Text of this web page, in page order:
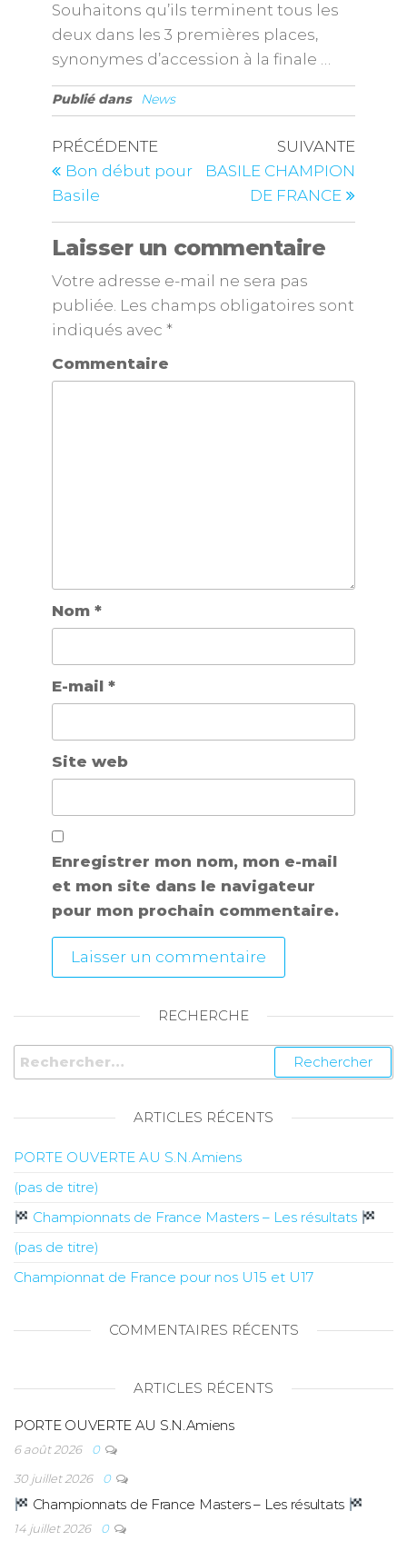
Souhaitons qu’ils terminent tous les
deux dans les 3 premières places,
synonymes d’accession à la finale …
Publié dans News
PRÉCÉDENTE
Bon début pour
Basile
SUIVANTE
BASILE CHAMPION
DE FRANCE
Laisser un commentaire
Votre adresse e-mail ne sera pas
publiée. Les champs obligatoires sont
indiqués avec *
Commentaire
Nom *
E-mail *
Site web
Enregistrer mon nom, mon e-mail
et mon site dans le navigateur
pour mon prochain commentaire.
RECHERCHE
ARTICLES RÉCENTS
PORTE OUVERTE AU S.N.Amiens
(pas de titre)
Championnats de France Masters – Les résultats
(pas de titre)
Championnat de France pour nos U15 et U17
COMMENTAIRES RÉCENTS
ARTICLES RÉCENTS
PORTE OUVERTE AU S.N.Amiens
6 août 2026
0
30 juillet 2026
0
Championnats de France Masters – Les résultats
14 juillet 2026 0